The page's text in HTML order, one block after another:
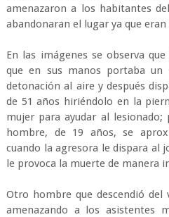
amenazaron a los habitantes
abandonaran el lugar ya que eran
En las imágenes se observa
que en sus manos portaba un
detonación al aire y después
de 51 años hiriéndolo en la
mujer para ayudar al lesionado;
hombre, de 19 años, se
cuando la agresora le dispara al
le provoca la muerte de manera
Otro hombre que descendió del
amenazando a los asistentes